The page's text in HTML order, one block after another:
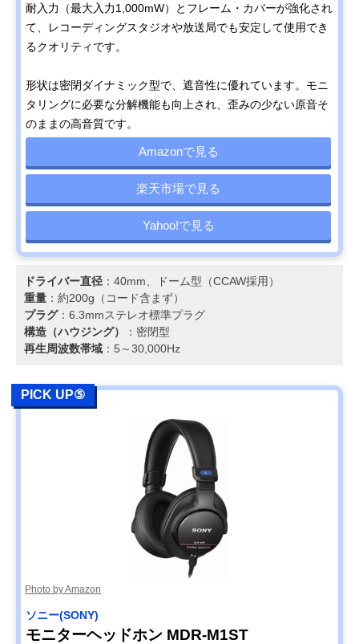
耐入力（最大入力1,000mW）とフレーム・カバーが強化され
て、レコーディングスタジオや放送局でも安定して使用でき
るクオリティです。
形状は密閉ダイナミック型で、遮音性に優れています。モニ
タリングに必要な分解機能も向上され、歪みの少ない原音そ
のままの高音質です。
Amazonで見る
楽天市場で見る
Yahoo!で見る
ドライバー直径 ：40mm、ドーム型（CCAW採用）
重量 ：約200g（コード含まず）
プラグ：6.3mmステレオ標準プラグ
構造（ハウジング）
：密閉型
再生周波数帯域 ：5～30,000Hz
PICK UP⑤
Photo by Amazon
ソニー(SONY)
モニターヘッドホン MDR-M1ST